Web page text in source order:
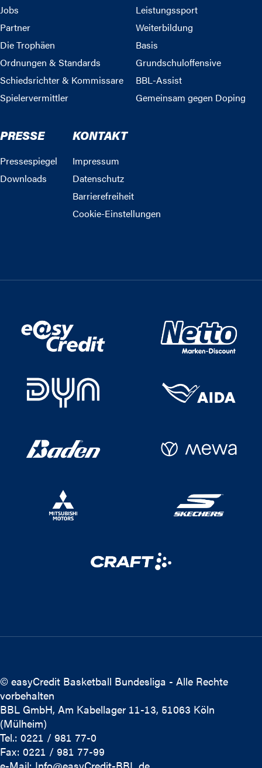
Jobs
Partner
Die Trophäen
Ordnungen & Standards
Schiedsrichter & Kommissare
Spielervermittler
Leistungssport
Weiterbildung
Basis
Grundschuloffensive
BBL-Assist
Gemeinsam gegen Doping
PRESSE
Pressespiegel
Downloads
KONTAKT
Impressum
Datenschutz
Barrierefreiheit
Cookie-Einstellungen
© easyCredit Basketball Bundesliga - Alle Rechte
vorbehalten
BBL GmbH, Am Kabellager 11-13, 51063 Köln
(Mülheim)
Tel.: 0221 / 981 77-0
Fax: 0221 / 981 77-99